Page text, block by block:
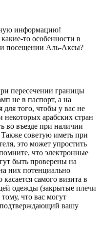
информацию!
то особенности в
посещении Аль-Аксы?
пересечении границы
не в паспорт, а на
того, чтобы у вас не
арабских стран
во въезде при наличии
советую иметь при
это может упростить
что электронные
быть проверены на
них потенциально
самого визита в
одежды (закрытые плечи
что вас могут
подтверждающий вашу